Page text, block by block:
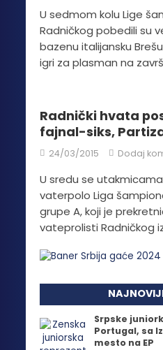
U sedmom kolu Lige
Radničkog pobedili su
bazenu italijansku
igri za plasman na
Radnički hvata
fajnal-siks,
24/03/2015 Dodaj
U sredu se
vaterpolo Liga
grupe A, koji je
vateprolisti Radničkog
Srpske
Portugal, sa
mesto na EP